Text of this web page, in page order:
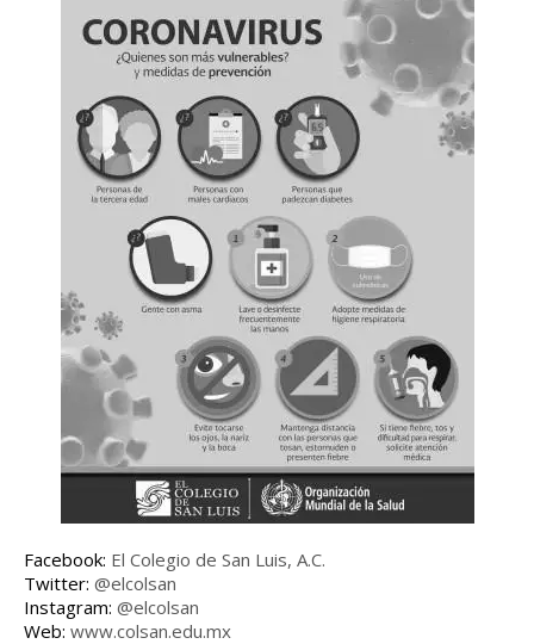
Facebook: El Colegio de San Luis, A.C.
Twitter: @elcolsan
Instagram: @elcolsan
Web: www.colsan.edu.mx